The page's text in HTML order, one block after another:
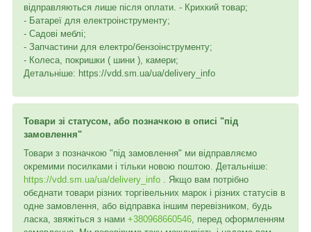
відправляються лише після оплати. - Крихкий товар;
- Батареї для електроінструменту;
- Садові меблі;
- Запчастини для електро/бензоінструменту;
- Колеса, покришки ( шини ), камери;
Детальніше: https://vdd.sm.ua/ua/delivery_info
Товари зі статусом, або позначкою в описі "під
замовлення"
Товари з позначкою "під замовлення" ми відправляємо
окремими посилками і тільки новою поштою. Детальніше:
https://vdd.sm.ua/ua/delivery_info . Якщо вам потрібно
обєднати товари різних торгівельних марок і різних статусів в
одне замовлення, або відправка іншим перевізником, будь
ласка, звяжіться з нами +380968660546, перед оформленням